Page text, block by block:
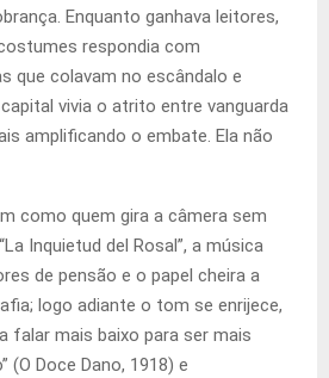
Enquanto ganhava leitores,
respondia com
que colavam no escândalo e
vivia o atrito entre vanguarda
amplificando o embate. Ela não
como quem gira a câmera sem
Inquietud del Rosal”, a música
de pensão e o papel cheira a
logo adiante o tom se enrijece,
falar mais baixo para ser mais
(O Doce Dano, 1918) e